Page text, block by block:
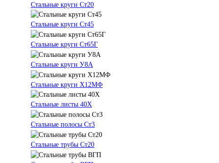
Стальные круги Ст20
Стальные круги Ст45
Стальные круги Ст65Г
Стальные круги У8А
Стальные круги Х12МФ
Стальные листы 40Х
Стальные полосы Ст3
Стальные трубы Ст20